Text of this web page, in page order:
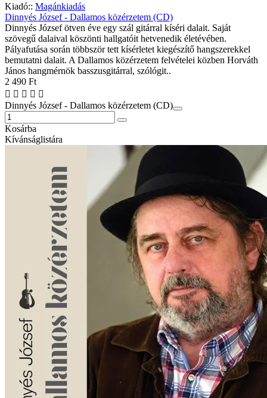
Kiadó:: Magánkiadás
Dinnyés József - Dallamos közérzetem (CD)
Dinnyés József ötven éve egy szál gitárral kíséri dalait. Saját
szövegű dalaival köszönti hallgatóit hetvenedik életévében.
Pályafutása során többször tett kísérletet kiegészítő hangszerekkel
bemutatni dalait. A Dallamos közérzetem felvételei közben Horváth
János hangmérnök basszusgitárral, szólógit..
2 490 Ft
Dinnyés József - Dallamos közérzetem (CD)
Kosárba
Kívánságlistára